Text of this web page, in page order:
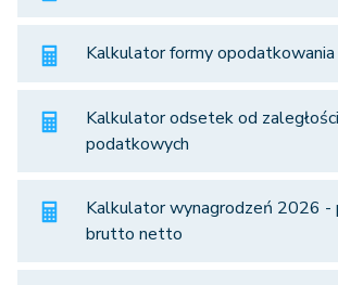
Kalkulator formy
Kalkulator odsetek od zaległości
podatkowych
Kalkulator wynagrodzeń 2026 -
brutto netto